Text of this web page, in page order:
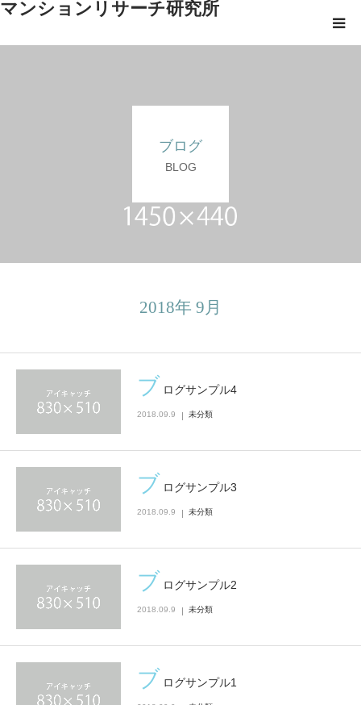
マンションリサーチ研究所
ブログ
BLOG
2018年 9月
ブ ログサンプル4
2018.09.9 未分類
ブ ログサンプル3
2018.09.9 未分類
ブ ログサンプル2
2018.09.9 未分類
ブ ログサンプル1
ご依頼検討のお客様へ